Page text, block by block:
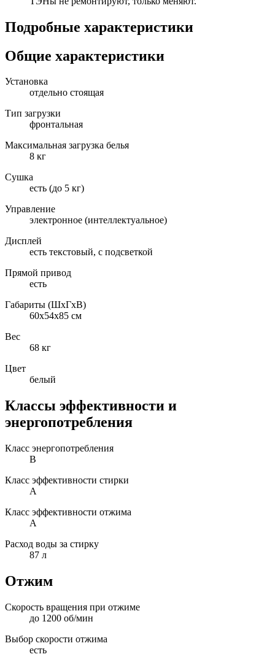
Подробные характеристики
Общие характеристики
Установка
отдельно стоящая
Тип загрузки
фронтальная
Максимальная загрузка белья
8 кг
Сушка
есть (до 5 кг)
Управление
электронное (интеллектуальное)
Дисплей
есть текстовый, с подсветкой
Прямой привод
есть
Габариты (ШxГxВ)
60x54x85 см
Вес
68 кг
Цвет
белый
Классы эффективности и
энергопотребления
Класс энергопотребления
B
Класс эффективности стирки
A
Класс эффективности отжима
A
Расход воды за стирку
87 л
Отжим
Скорость вращения при отжиме
до 1200 об/мин
Выбор скорости отжима
есть